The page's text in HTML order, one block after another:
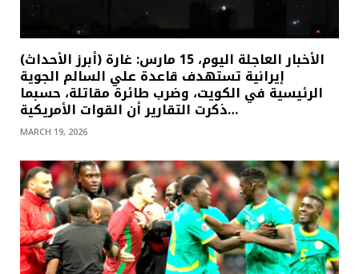
(أبرز الأحداث) الأخبار العاجلة اليوم، 15 مارس: غارة
إيرانية تستهدف قاعدة علي السالم الجوية
الرئيسية في الكويت، وضرب طائرة مقاتلة، حسبما
ذكرت التقارير أن القوات الأمريكية…
MARCH 19, 2026